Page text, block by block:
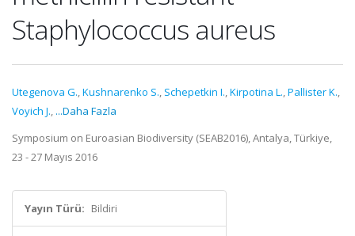
Staphylococcus aureus
Utegenova G.,Kushnarenko S., Schepetkin I.,Kirpotina L.,Pallister K.,
Voyich J., ...Daha Fazla
Symposium on Euroasian Biodiversity (SEAB2016), Antalya, Türkiye,
23 - 27 Mayıs 2016
Yayın Türü: Bildiri